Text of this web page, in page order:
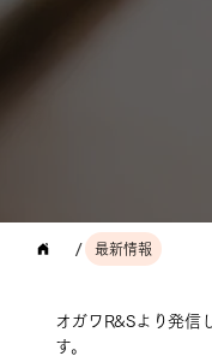
オガワR&Sより発信
す。
/ 最新情報